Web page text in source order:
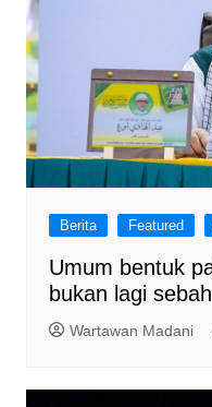
Berita Featured
Umum bentuk
bukan lagi
Wartawan Madani